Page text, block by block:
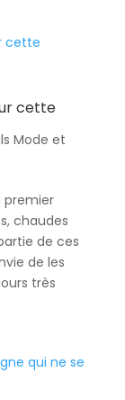
cette
Mode et
premier
chaudes
de ces
de les
très